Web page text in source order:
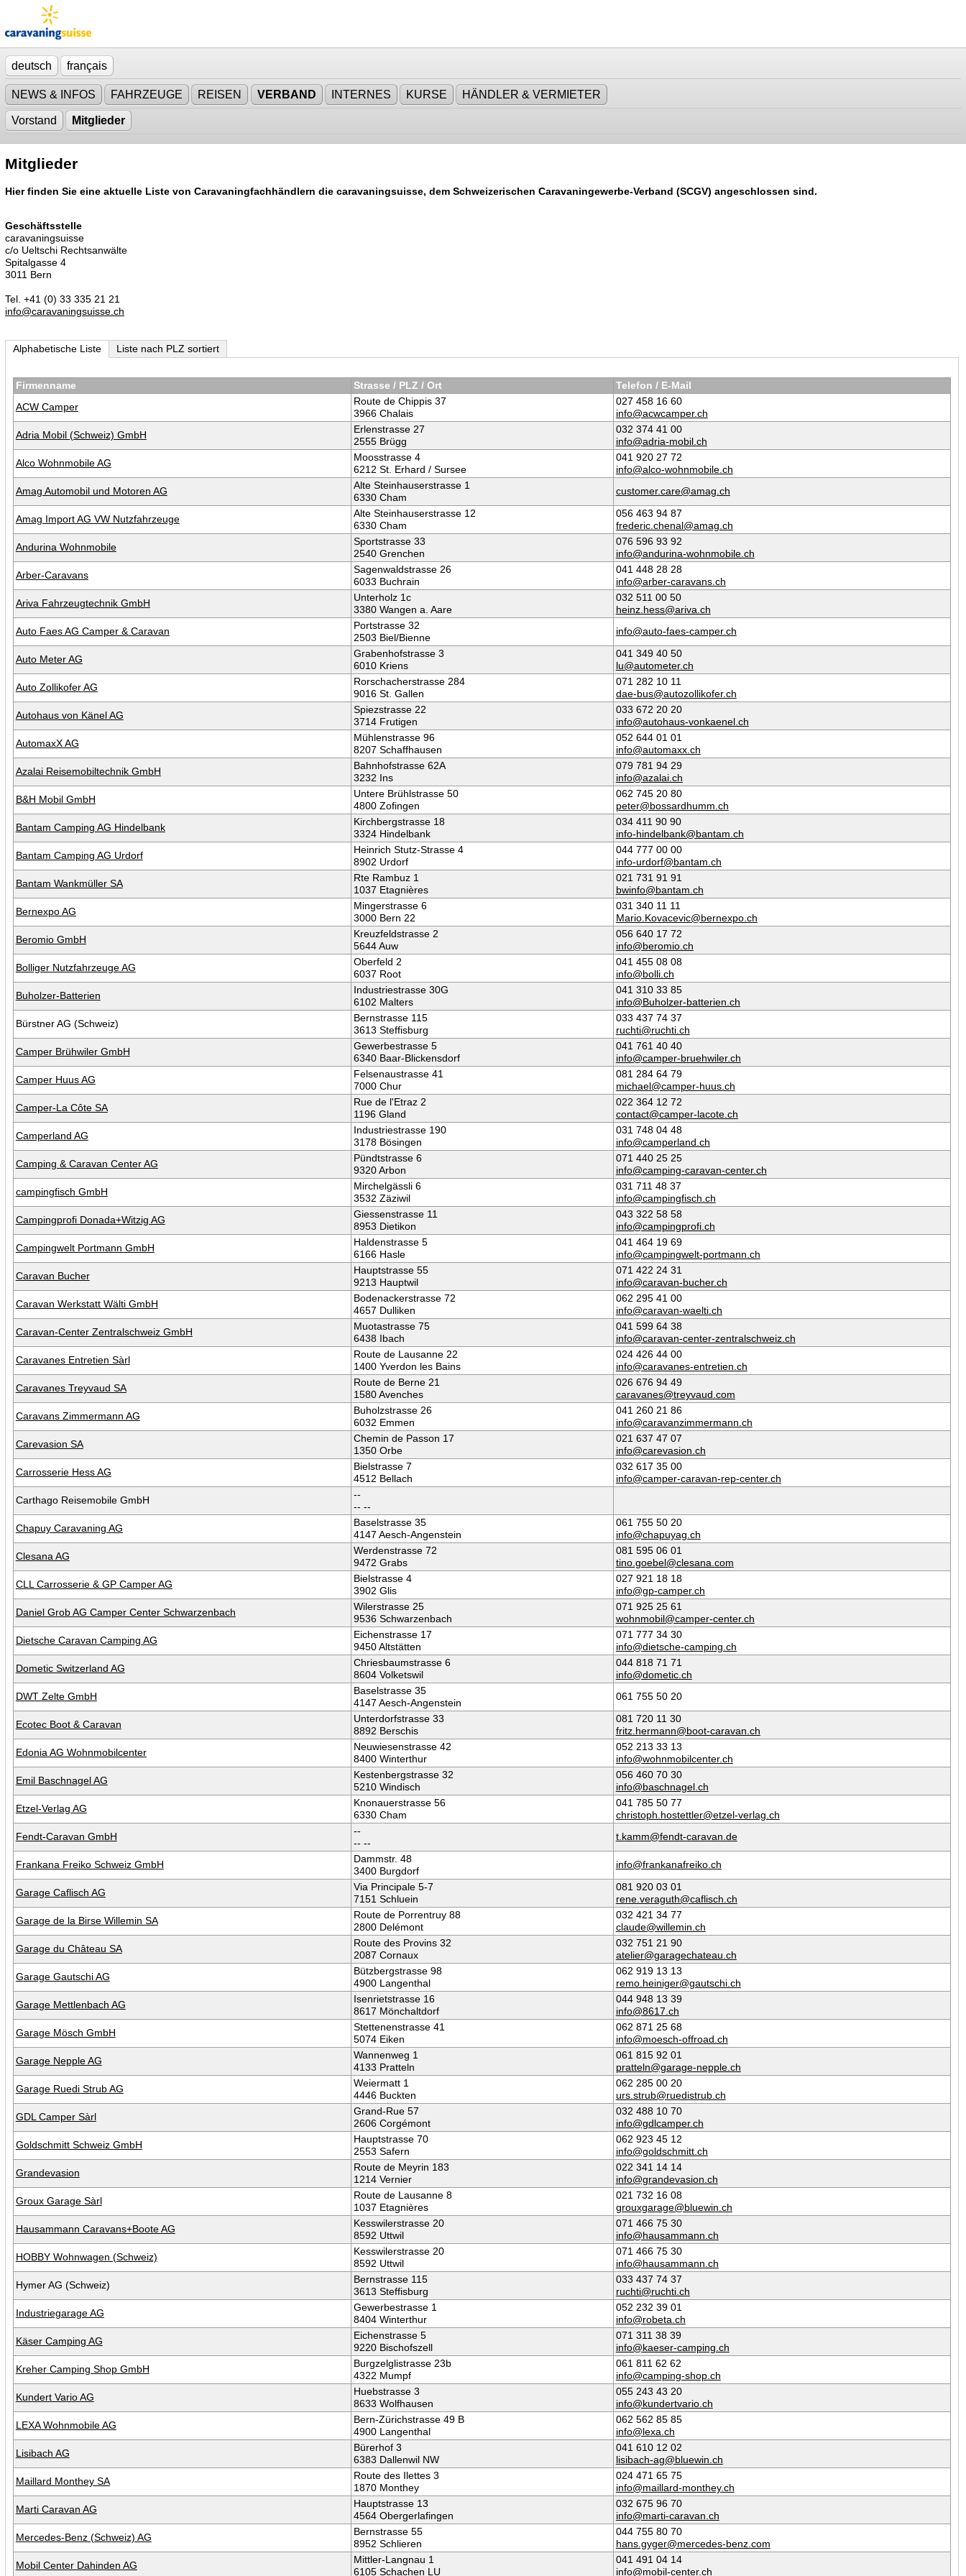
deutsch français
NEWS & INFOS FAHRZEUGE REISEN VERBAND INTERNES KURSE HÄNDLER & VERMIETER
Vorstand Mitglieder
Mitglieder
Hier finden Sie eine aktuelle Liste von Caravaningfachhändlern die caravaningsuisse, dem Schweizerischen Caravaningewerbe-Verband (SCGV) angeschlossen sind.
Geschäftsstelle
caravaningsuisse
c/o Ueltschi Rechtsanwälte
Spitalgasse 4
3011 Bern
Tel. +41 (0) 33 335 21 21
info@caravaningsuisse.ch
Alphabetische Liste Liste nach PLZ sortiert
Firmenname Strasse / PLZ / Ort
Telefon / E-Mail
ACW Camper
Route de Chippis 37
3966 Chalais
027 458 16 60
info@acwcamper.ch
Adria Mobil (Schweiz) GmbH
Erlenstrasse 27
2555 Brügg
032 374 41 00
info@adria-mobil.ch
Alco Wohnmobile AG
Moosstrasse 4
6212 St. Erhard / Sursee
041 920 27 72
info@alco-wohnmobile.ch
Amag Automobil und Motoren AG
Alte Steinhauserstrasse 1
6330 Cham
customer.care@amag.ch
Amag Import AG VW Nutzfahrzeuge
Alte Steinhauserstrasse 12
6330 Cham
056 463 94 87
frederic.chenal@amag.ch
Andurina Wohnmobile
Sportstrasse 33
2540 Grenchen
076 596 93 92
info@andurina-wohnmobile.ch
Arber-Caravans
Sagenwaldstrasse 26
6033 Buchrain
041 448 28 28
info@arber-caravans.ch
Ariva Fahrzeugtechnik GmbH
Unterholz 1c
3380 Wangen a. Aare
032 511 00 50
heinz.hess@ariva.ch
Auto Faes AG Camper & Caravan
Portstrasse 32
2503 Biel/Bienne
info@auto-faes-camper.ch
Auto Meter AG
Grabenhofstrasse 3
6010 Kriens
041 349 40 50
lu@autometer.ch
Auto Zollikofer AG
Rorschacherstrasse 284
9016 St. Gallen
071 282 10 11
dae-bus@autozollikofer.ch
Autohaus von Känel AG
Spiezstrasse 22
3714 Frutigen
033 672 20 20
info@autohaus-vonkaenel.ch
AutomaxX AG
Mühlenstrasse 96
8207 Schaffhausen
052 644 01 01
info@automaxx.ch
Azalai Reisemobiltechnik GmbH
Bahnhofstrasse 62A
3232 Ins
079 781 94 29
info@azalai.ch
B&H Mobil GmbH
Untere Brühlstrasse 50
4800 Zofingen
062 745 20 80
peter@bossardhumm.ch
Bantam Camping AG Hindelbank
Kirchbergstrasse 18
3324 Hindelbank
034 411 90 90
info-hindelbank@bantam.ch
Bantam Camping AG Urdorf
Heinrich Stutz-Strasse 4
8902 Urdorf
044 777 00 00
info-urdorf@bantam.ch
Bantam Wankmüller SA
Rte Rambuz 1
1037 Etagnières
021 731 91 91
bwinfo@bantam.ch
Bernexpo AG
Mingerstrasse 6
3000 Bern 22
031 340 11 11
Mario.Kovacevic@bernexpo.ch
Beromio GmbH
Kreuzfeldstrasse 2
5644 Auw
056 640 17 72
info@beromio.ch
Bolliger Nutzfahrzeuge AG
Oberfeld 2
6037 Root
041 455 08 08
info@bolli.ch
Buholzer-Batterien
Industriestrasse 30G
6102 Malters
041 310 33 85
info@Buholzer-batterien.ch
Bürstner AG (Schweiz)
Bernstrasse 115
3613 Steffisburg
033 437 74 37
ruchti@ruchti.ch
Camper Brühwiler GmbH
Gewerbestrasse 5
6340 Baar-Blickensdorf
041 761 40 40
info@camper-bruehwiler.ch
Camper Huus AG
Felsenaustrasse 41
7000 Chur
081 284 64 79
michael@camper-huus.ch
Camper-La Côte SA
Rue de l'Etraz 2
1196 Gland
022 364 12 72
contact@camper-lacote.ch
Camperland AG
Industriestrasse 190
3178 Bösingen
031 748 04 48
info@camperland.ch
Camping & Caravan Center AG
Pündtstrasse 6
9320 Arbon
071 440 25 25
info@camping-caravan-center.ch
campingfisch GmbH
Mirchelgässli 6
3532 Zäziwil
031 711 48 37
info@campingfisch.ch
Campingprofi Donada+Witzig AG
Giessenstrasse 11
8953 Dietikon
043 322 58 58
info@campingprofi.ch
Campingwelt Portmann GmbH
Haldenstrasse 5
6166 Hasle
041 464 19 69
info@campingwelt-portmann.ch
Caravan Bucher
Hauptstrasse 55
9213 Hauptwil
071 422 24 31
info@caravan-bucher.ch
Caravan Werkstatt Wälti GmbH
Bodenackerstrasse 72
4657 Dulliken
062 295 41 00
info@caravan-waelti.ch
Caravan-Center Zentralschweiz GmbH
Muotastrasse 75
6438 Ibach
041 599 64 38
info@caravan-center-zentralschweiz.ch
Caravanes Entretien Sàrl
Route de Lausanne 22
1400 Yverdon les Bains
024 426 44 00
info@caravanes-entretien.ch
Caravanes Treyvaud SA
Route de Berne 21
1580 Avenches
026 676 94 49
caravanes@treyvaud.com
Caravans Zimmermann AG
Buholzstrasse 26
6032 Emmen
041 260 21 86
info@caravanzimmermann.ch
Carevasion SA
Chemin de Passon 17
1350 Orbe
021 637 47 07
info@carevasion.ch
Carrosserie Hess AG
Bielstrasse 7
4512 Bellach
032 617 35 00
info@camper-caravan-rep-center.ch
Carthago Reisemobile GmbH
--
-- --
Chapuy Caravaning AG
Baselstrasse 35
4147 Aesch-Angenstein
061 755 50 20
info@chapuyag.ch
Clesana AG
Werdenstrasse 72
9472 Grabs
081 595 06 01
tino.goebel@clesana.com
CLL Carrosserie & GP Camper AG
Bielstrasse 4
3902 Glis
027 921 18 18
info@gp-camper.ch
Daniel Grob AG Camper Center Schwarzenbach
Wilerstrasse 25
9536 Schwarzenbach
071 925 25 61
wohnmobil@camper-center.ch
Dietsche Caravan Camping AG
Eichenstrasse 17
9450 Altstätten
071 777 34 30
info@dietsche-camping.ch
Dometic Switzerland AG
Chriesbaumstrasse 6
8604 Volketswil
044 818 71 71
info@dometic.ch
DWT Zelte GmbH
Baselstrasse 35
4147 Aesch-Angenstein
061 755 50 20
Ecotec Boot & Caravan
Unterdorfstrasse 33
8892 Berschis
081 720 11 30
fritz.hermann@boot-caravan.ch
Edonia AG Wohnmobilcenter
Neuwiesenstrasse 42
8400 Winterthur
052 213 33 13
info@wohnmobilcenter.ch
Emil Baschnagel AG
Kestenbergstrasse 32
5210 Windisch
056 460 70 30
info@baschnagel.ch
Etzel-Verlag AG
Knonauerstrasse 56
6330 Cham
041 785 50 77
christoph.hostettler@etzel-verlag.ch
Fendt-Caravan GmbH
--
-- --
t.kamm@fendt-caravan.de
Frankana Freiko Schweiz GmbH
Dammstr. 48
3400 Burgdorf
info@frankanafreiko.ch
Garage Caflisch AG
Via Principale 5-7
7151 Schluein
081 920 03 01
rene.veraguth@caflisch.ch
Garage de la Birse Willemin SA
Route de Porrentruy 88
2800 Delémont
032 421 34 77
claude@willemin.ch
Garage du Château SA
Route des Provins 32
2087 Cornaux
032 751 21 90
atelier@garagechateau.ch
Garage Gautschi AG
Bützbergstrasse 98
4900 Langenthal
062 919 13 13
remo.heiniger@gautschi.ch
Garage Mettlenbach AG
Isenrietstrasse 16
8617 Mönchaltdorf
044 948 13 39
info@8617.ch
Garage Mösch GmbH
Stettenenstrasse 41
5074 Eiken
062 871 25 68
info@moesch-offroad.ch
Garage Nepple AG
Wannenweg 1
4133 Pratteln
061 815 92 01
pratteln@garage-nepple.ch
Garage Ruedi Strub AG
Weiermatt 1
4446 Buckten
062 285 00 20
urs.strub@ruedistrub.ch
GDL Camper Sàrl
Grand-Rue 57
2606 Corgémont
032 488 10 70
info@gdlcamper.ch
Goldschmitt Schweiz GmbH
Hauptstrasse 70
2553 Safern
062 923 45 12
info@goldschmitt.ch
Grandevasion
Route de Meyrin 183
1214 Vernier
022 341 14 14
info@grandevasion.ch
Groux Garage Sàrl
Route de Lausanne 8
1037 Etagnières
021 732 16 08
grouxgarage@bluewin.ch
Hausammann Caravans+Boote AG
Kesswilerstrasse 20
8592 Uttwil
071 466 75 30
info@hausammann.ch
HOBBY Wohnwagen (Schweiz)
Kesswilerstrasse 20
8592 Uttwil
071 466 75 30
info@hausammann.ch
Hymer AG (Schweiz)
Bernstrasse 115
3613 Steffisburg
033 437 74 37
ruchti@ruchti.ch
Industriegarage AG
Gewerbestrasse 1
8404 Winterthur
052 232 39 01‬
info@robeta.ch
Käser Camping AG
Eichenstrasse 5
9220 Bischofszell
071 311 38 39
info@kaeser-camping.ch
Kreher Camping Shop GmbH
Burgzelglistrasse 23b
4322 Mumpf
061 811 62 62
info@camping-shop.ch
Kundert Vario AG
Huebstrasse 3
8633 Wolfhausen
055 243 43 20
info@kundertvario.ch
LEXA Wohnmobile AG
Bern-Zürichstrasse 49 B
4900 Langenthal
062 562 85 85
info@lexa.ch
Lisibach AG
Bürerhof 3
6383 Dallenwil NW
041 610 12 02
lisibach-ag@bluewin.ch
Maillard Monthey SA
Route des Ilettes 3
1870 Monthey
024 471 65 75
info@maillard-monthey.ch
Marti Caravan AG
Hauptstrasse 13
4564 Obergerlafingen
032 675 96 70
info@marti-caravan.ch
Mercedes-Benz (Schweiz) AG
Bernstrasse 55
8952 Schlieren
044 755 80 70
hans.gyger@mercedes-benz.com
Mobil Center Dahinden AG
Mittler-Langnau 1
6105 Schachen LU
041 491 04 14
info@mobil-center.ch